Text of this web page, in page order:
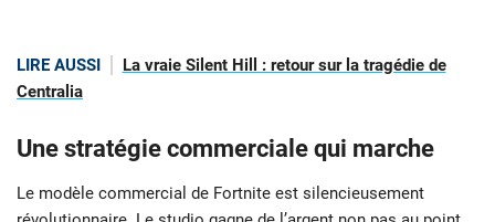
LIRE AUSSI
La vraie Silent Hill : retour sur la tragédie de
Centralia
Une stratégie commerciale qui marche
Le modèle commercial de Fortnite est silencieusement